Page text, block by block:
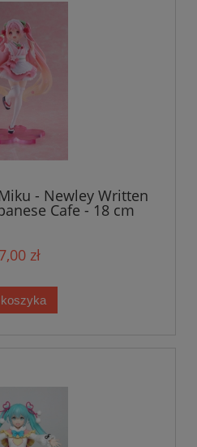
- Newley Written
Cafe - 18 cm
zł